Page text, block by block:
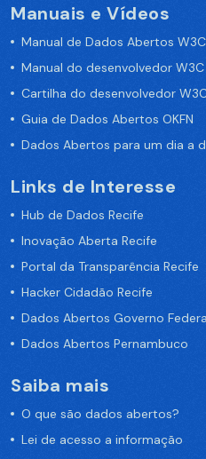
Manuais e Vídeos
Manual de Dados Abertos W3C
Manual do desenvolvedor W3C
Cartilha do desenvolvedor
Guia de Dados Abertos OKFN
Dados Abertos para um dia a
Links de Interesse
Hub de Dados Recife
Inovação Aberta Recife
Portal da Transparência Recife
Hacker Cidadão Recife
Dados Abertos Governo
Dados Abertos Pernambuco
Saiba mais
O que são dados abertos?
Lei de acesso a informação